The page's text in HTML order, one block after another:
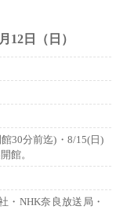
12日（日）
30分前迄)・8/15(日)
館。
NHK奈良放送局・